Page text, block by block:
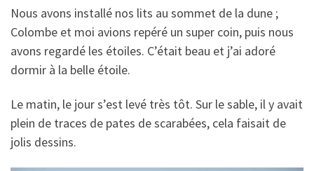
Nous avons installé nos lits au sommet de la dune ;
Colombe et moi avions repéré un super coin, puis nous
avons regardé les étoiles. C’était beau et j’ai adoré
dormir à la belle étoile.
Le matin, le jour s’est levé très tôt. Sur le sable, il y avait
plein de traces de pates de scarabées, cela faisait de
jolis dessins.